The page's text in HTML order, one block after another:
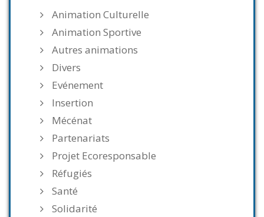
Animation Culturelle
Animation Sportive
Autres animations
Divers
Evénement
Insertion
Mécénat
Partenariats
Projet Ecoresponsable
Réfugiés
Santé
Solidarité